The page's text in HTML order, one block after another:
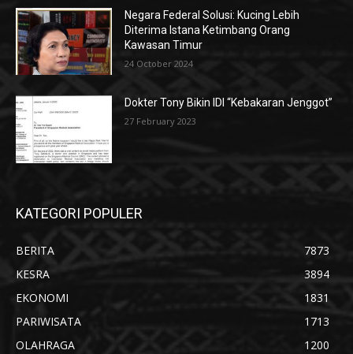
Negara Federal Solusi: Kucing Lebih
Diterima Istana Ketimbang Orang
Kawasan Timur
24 October 2024
Dokter Tony Bikin IDI “Kebakaran Jenggot”
27 February 2023
KATEGORI POPULER
BERITA
7873
KESRA
3894
EKONOMI
1831
PARIWISATA
1713
OLAHRAGA
1200